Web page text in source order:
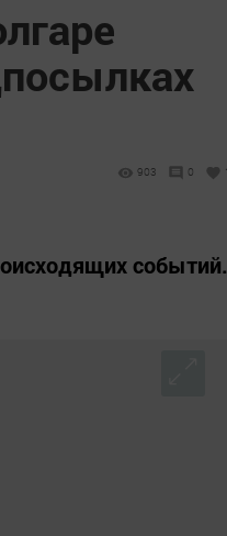
903 0
событий.